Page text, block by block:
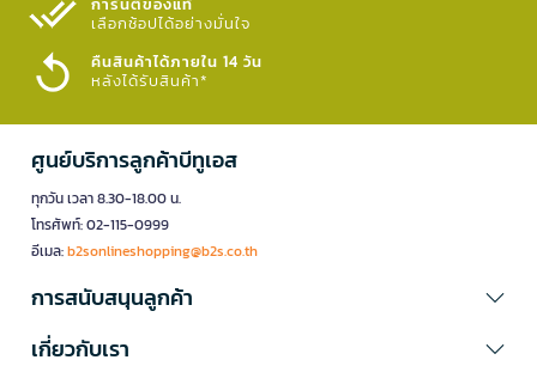
เลือกช้อปได้อย่างมั่นใจ​
คืนสินค้าได้ภายใน 14 วัน
หลังได้รับสินค้า*
ศูนย์บริการลูกค้าบีทูเอส
ทุกวัน เวลา 8.30-18.00 น.
โทรศัพท์: 02-115-0999
อีเมล:b2sonlineshopping@b2s.co.th
การสนับสนุนลูกค้า
เกี่ยวกับเรา